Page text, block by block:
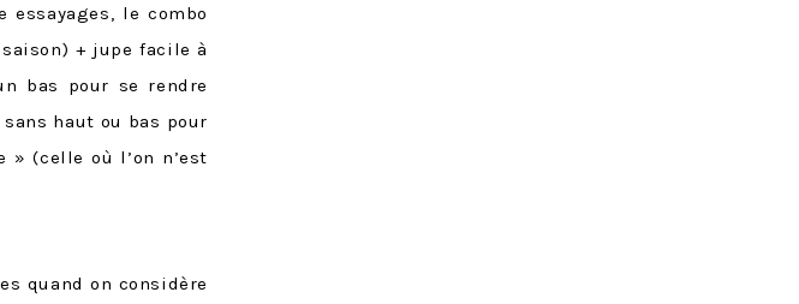
le combo
+ jupe facile à
bas pour se rendre
haut ou bas pour
(celle où l’on n’est
quand on considère